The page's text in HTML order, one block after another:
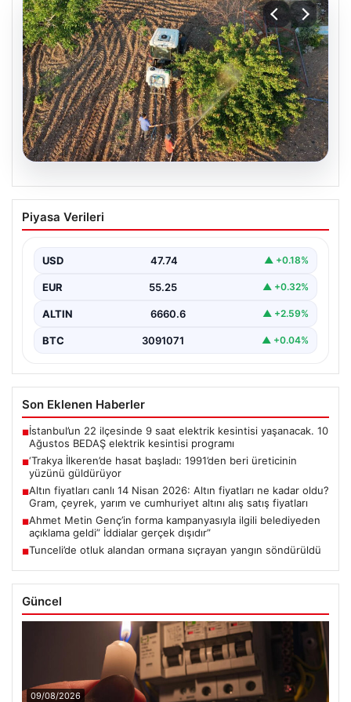
‘Trakya İlkeren’de hasat başladı:
1991’den beri üreticinin yüzünü
Piyasa Verileri
USD 47.74 ▲ +0.18%
EUR 55.25 ▲ +0.32%
ALTIN 6660.6 ▲ +2.59%
BTC 3091071 ▲ +0.04%
Son Eklenen Haberler
■İstanbul’un 22 ilçesinde 9 saat elektrik kesintisi yaşanacak. 10
Ağustos BEDAŞ elektrik kesintisi programı
■‘Trakya İlkeren’de hasat başladı: 1991’den beri üreticinin
yüzünü güldürüyor
■Altın fiyatları canlı 14 Nisan 2026: Altın fiyatları ne kadar oldu?
Gram, çeyrek, yarım ve cumhuriyet altını alış satış fiyatları
■Ahmet Metin Genç’in forma kampanyasıyla ilgili belediyeden
açıklama geldi” İddialar gerçek dışıdır”
■Tunceli’de otluk alandan ormana sıçrayan yangın söndürüldü
Güncel
09/08/2026